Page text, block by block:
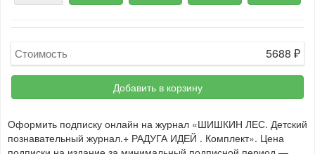
Стоимость 5688 ₽
Добавить в корзину
Оформить подписку онлайн на журнал «ШИШКИН ЛЕС. Детский
познавательный журнал.+ РАДУГА ИДЕЙ . Комплект». Цена